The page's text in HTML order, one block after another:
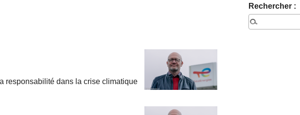
responsabilité dans la crise climatique
Rechercher :